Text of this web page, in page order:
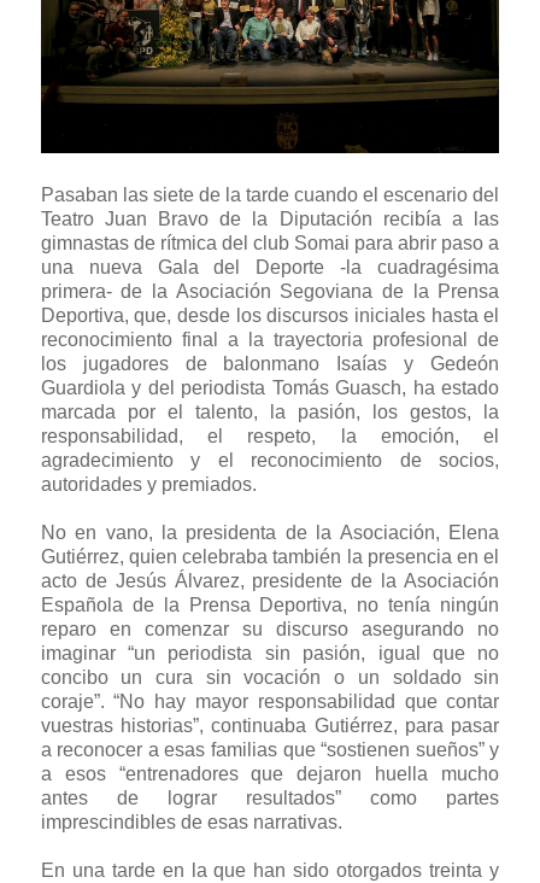
Pasaban las siete de la tarde cuando el escenario del
Teatro Juan Bravo de la Diputación recibía a las
gimnastas de rítmica del club Somai para abrir paso a
una nueva Gala del Deporte -la cuadragésima
primera- de la Asociación Segoviana de la Prensa
Deportiva, que, desde los discursos iniciales hasta el
reconocimiento final a la trayectoria profesional de
los jugadores de balonmano Isaías y Gedeón
Guardiola y del periodista Tomás Guasch, ha estado
marcada por el talento, la pasión, los gestos, la
responsabilidad, el respeto, la emoción, el
agradecimiento y el reconocimiento de socios,
autoridades y premiados.
No en vano, la presidenta de la Asociación, Elena
Gutiérrez, quien celebraba también la presencia en el
acto de Jesús Álvarez, presidente de la Asociación
Española de la Prensa Deportiva, no tenía ningún
reparo en comenzar su discurso asegurando no
imaginar “un periodista sin pasión, igual que no
concibo un cura sin vocación o un soldado sin
coraje”. “No hay mayor responsabilidad que contar
vuestras historias”, continuaba Gutiérrez, para pasar
a reconocer a esas familias que “sostienen sueños” y
a esos “entrenadores que dejaron huella mucho
antes de lograr resultados” como partes
imprescindibles de esas narrativas.
En una tarde en la que han sido otorgados treinta y